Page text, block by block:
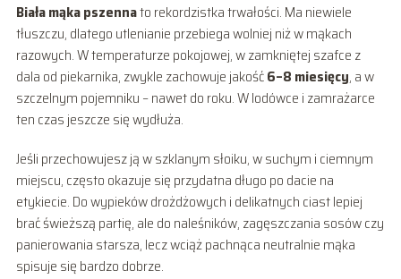
Biała mąka pszennato rekordzistka trwałości. Ma niewiele
tłuszczu, dlatego utlenianie przebiega wolniej niż w mąkach
razowych. W temperaturze pokojowej, w zamkniętej szafce z
dala od piekarnika, zwykle zachowuje jakość6–8 miesięcy, a w
szczelnym pojemniku – nawet do roku. W lodówce i zamrażarce
ten czas jeszcze się wydłuża.
Jeśli przechowujesz ją w szklanym słoiku, w suchym i ciemnym
miejscu, często okazuje się przydatna długo po dacie na
etykiecie. Do wypieków drożdżowych i delikatnych ciast lepiej
brać świeższą partię, ale do naleśników, zagęszczania sosów czy
panierowania starsza, lecz wciąż pachnąca neutralnie mąka
spisuje się bardzo dobrze.